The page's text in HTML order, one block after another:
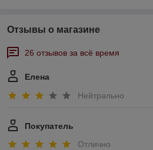
Отзывы о магазине
26 отзывов за всё время
Елена
Нейтрально
Покупатель
Отлично